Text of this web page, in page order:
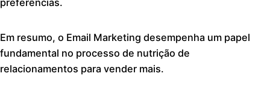
Em resumo, o Email Marketing desempenha um papel
fundamental no processo de nutrição de
relacionamentos para vender mais.